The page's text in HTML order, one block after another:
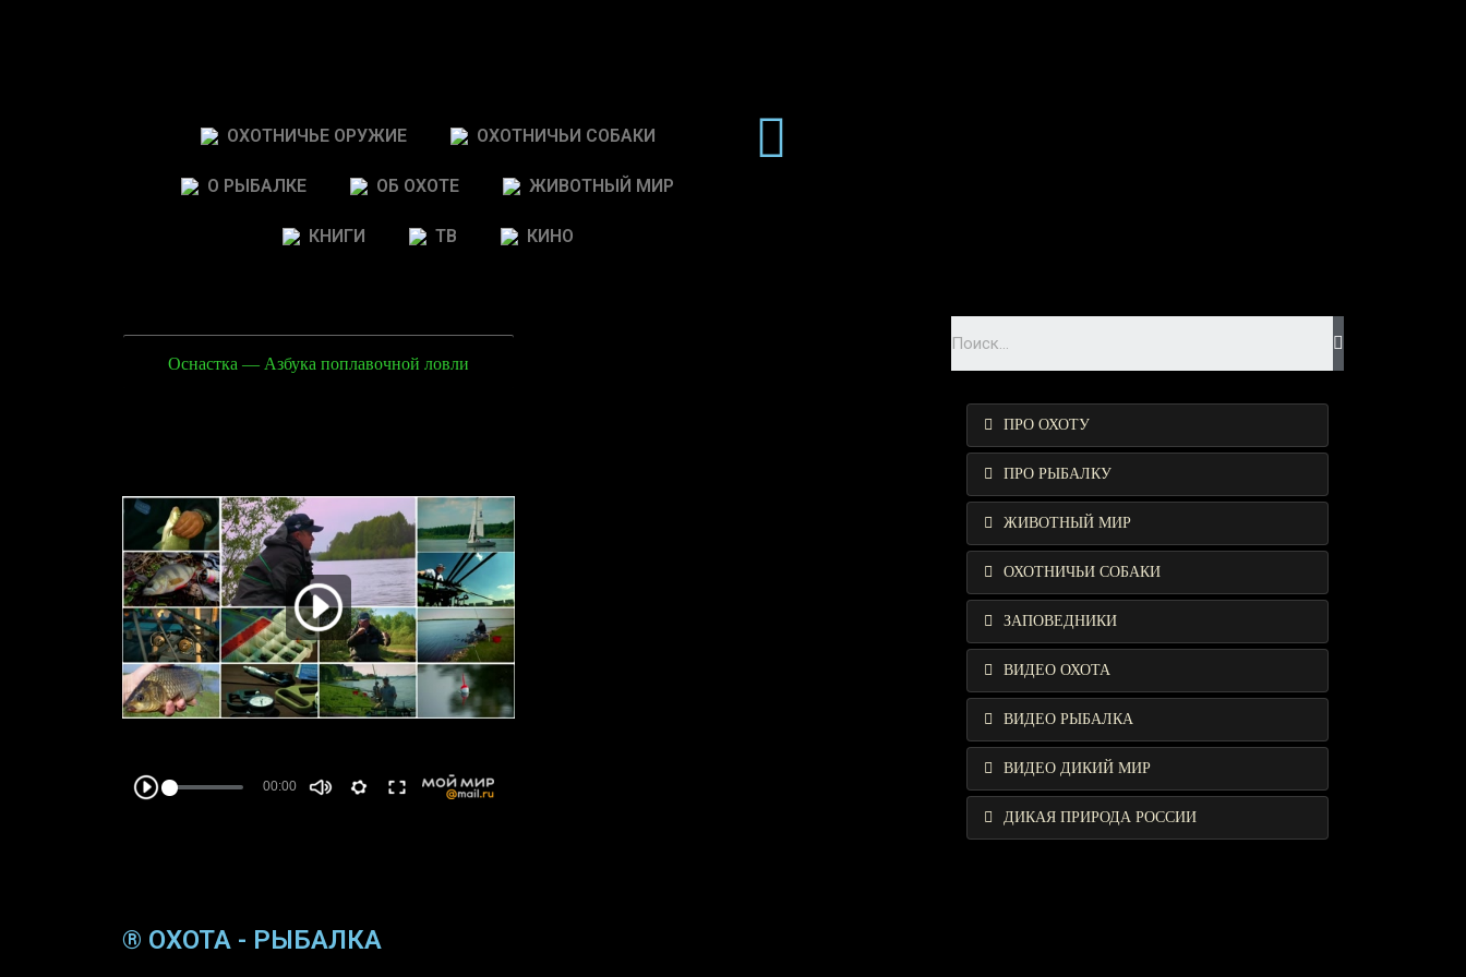
ОХОТНИЧЬЕ ОРУЖИЕ ОХОТНИЧЬИ СОБАКИ
О РЫБАЛКЕ ОБ ОХОТЕ ЖИВОТНЫЙ МИР
КНИГИ ТВ КИНО
Оснастка — Азбука поплавочной ловли
ПРО ОХОТУ
ПРО РЫБАЛКУ
ЖИВОТНЫЙ МИР
ОХОТНИЧЬИ СОБАКИ
ЗАПОВЕДНИКИ
ВИДЕО ОХОТА
ВИДЕО РЫБАЛКА
ВИДЕО ДИКИЙ МИР
ДИКАЯ ПРИРОДА РОССИИ
® ОХОТА - РЫБАЛКА